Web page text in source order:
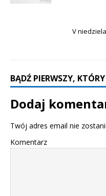
V
BĄDŹ PIERWSZY,
Dodaj
Twój adres email nie
Komentarz